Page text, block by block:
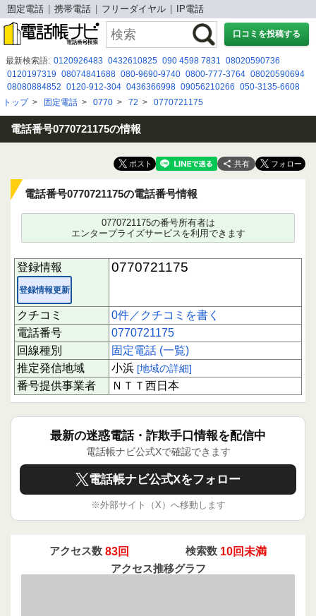
固定電話 携帯電話 フリーダイヤル IP電話
口コミを投稿する
最新検索語: 0120926483 0432610825 090 4598 7831
08020590736
0120197319 08074841688 080-9690-9740 0800-777-3764 08020590694
08080884852 0120-912-304 0436366998 09056210266 050-3135-6608
08001116638 09049541282 050-5783-1315 07054199104
05031280938 080-3513-9885 ０１２０９２３２７６ 05054975806
05057848546 0120180801
トップ> 固定電話 > 0770 > 72 > 0770721175
電話番号0770721175の情報
共有
電話番号0770721175の電話番号情報
0770721175の番号所有者は
エンタープライズサービスを利用できます
登録情報
登録情報更新
0770721175
クチコミ
0件／クチコミを書く
電話番号
0770721175
回線種別
固定電話 (一覧)
推定発信地域
小浜 [地域の詳細]
番号提供事業者 ＮＴＴ西日本
最新の迷惑電話・詐欺手口情報を配信中
電話帳ナビ公式Xで確認できます
電話帳ナビ公式Xをフォロー
※外部サイト（X）へ移動します
アクセス数 83回 検索数 10回未満
アクセス推移グラフ